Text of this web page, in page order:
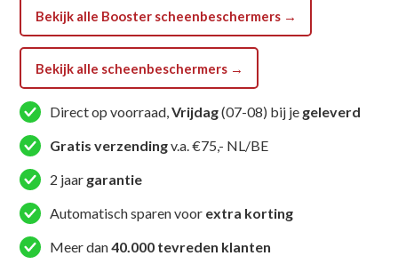
MARBLE
maat
XS
aantal
Bekijk alle Booster scheenbeschermers →
Bekijk alle scheenbeschermers →
Direct op voorraad,Vrijdag(07-08) bij je geleverd
Gratis verzendingv.a. €75,- NL/BE
2 jaar garantie
Automatisch sparen voor extra korting
Meer dan40.000 tevreden klanten